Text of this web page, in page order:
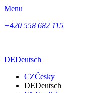
Menu
+420 558 682 115
DEDeutsch
CZČesky
DEDeutsch